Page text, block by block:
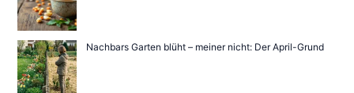
Nachbars Garten blüht – meiner nicht: Der April-Grund